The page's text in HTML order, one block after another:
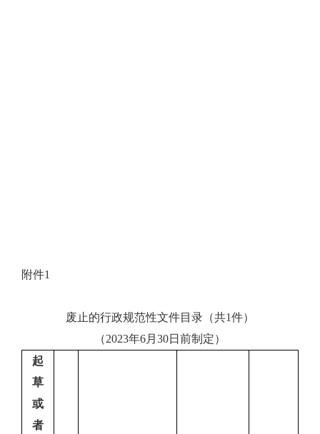
附件1
废止的行政规范性文件目录（共1件）
（2023年6月30日前制定）
起
草
或
者